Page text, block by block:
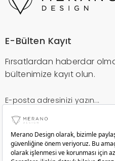
E-Bülten Kayıt
Fırsatlardan haberdar
bültenimize kayıt olun.
Kurumsal